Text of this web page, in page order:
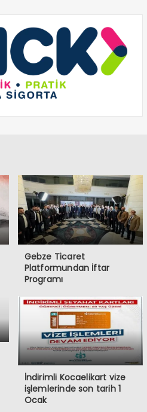
Gebze Ticaret
Platformundan İftar
Programı
İndirimli Kocaelikart vize
işlemlerinde son tarih 1
Ocak